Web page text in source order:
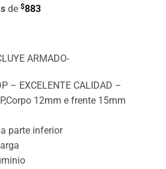
de $883
ARMADO-
– EXCELENTE CALIDAD –
12mm e frente 15mm
parte inferior